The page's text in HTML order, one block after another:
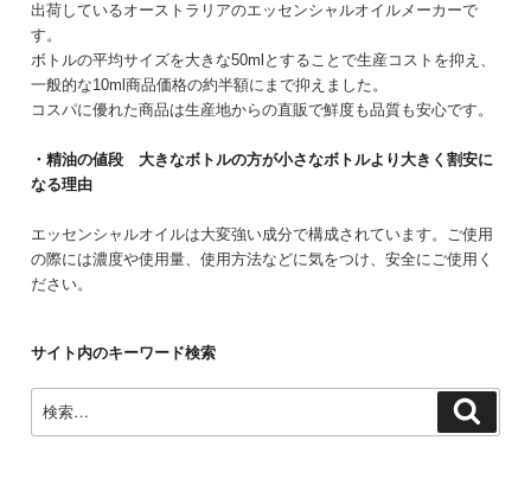
出荷しているオーストラリアのエッセンシャルオイルメーカーで
す。
ボトルの平均サイズを大きな50mlとすることで生産コストを抑え、
一般的な10ml商品価格の約半額にまで抑えました。
コスパに優れた商品は生産地からの直販で鮮度も品質も安心です。
・精油の値段 大きなボトルの方が小さなボトルより大きく割安に
なる理由
エッセンシャルオイルは大変強い成分で構成されています。ご使用
の際には濃度や使用量、使用方法などに気をつけ、安全にご使用く
ださい。
サイト内のキーワード検索
索: